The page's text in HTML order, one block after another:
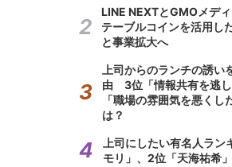
LINE NEXTとGMOメデ
テーブルコインを活用し
と事業拡大へ
上司からのランチの誘い
由 3位「情報共有を逃
「職場の雰囲気を悪くし
は？
上司にしたい有名人ラ
モリ」、2位「天海祐希